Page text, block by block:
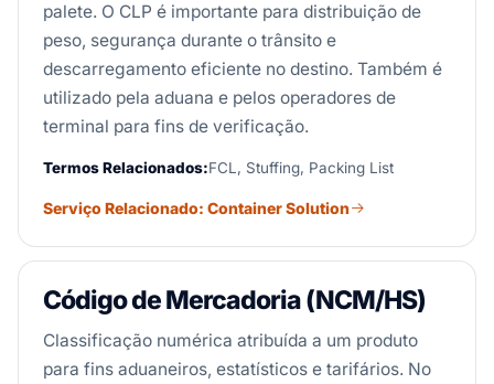
palete. O CLP é importante para distribuição de
peso, segurança durante o trânsito e
descarregamento eficiente no destino. Também é
utilizado pela aduana e pelos operadores de
terminal para fins de verificação.
Termos Relacionados:FCL, Stuffing, Packing List
Serviço Relacionado: Container Solution
Código de Mercadoria (NCM/HS)
Classificação numérica atribuída a um produto
para fins aduaneiros, estatísticos e tarifários. No